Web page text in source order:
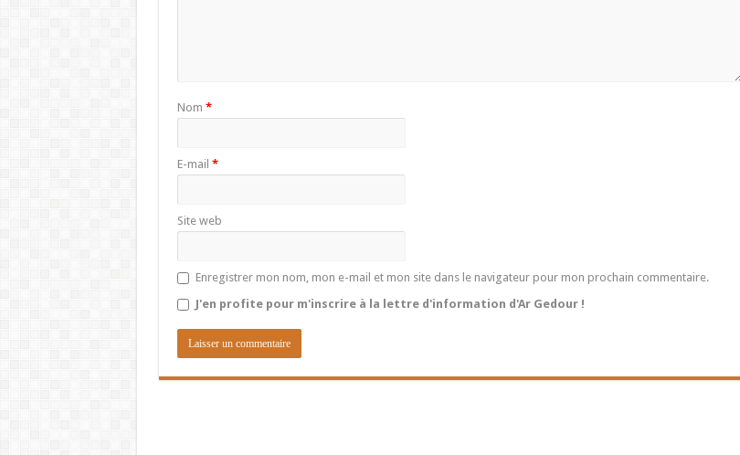
Nom *
E-mail *
Site web
Enregistrer mon nom, mon e-mail et mon site dans le navigateur pour mon prochain commentaire.
J'en profite pour m'inscrire à la lettre d'information d'Ar Gedour !